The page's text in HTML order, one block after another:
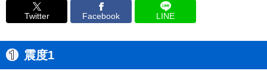
Twitter Facebook LINE
震度1